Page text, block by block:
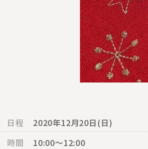
日程
2020年12月20日(日)
時間
10:00～12:00